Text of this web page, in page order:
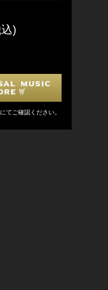
)
てご確認ください。